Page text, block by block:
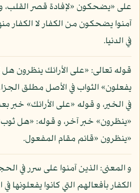
على «يضحكون «لإفادة قصر القلب، و
آمنوا يضحكون من الكفار لا الكفار
في الدنيا.
قوله تعالى: «على الأرائك ينظرون هل
يفعلون» الثواب في الأصل مطلق
في الخير، و قوله «على الأرائك» خبر
«ينظرون» خبر آخر، و قوله: «هل
«ينظرون «قائم مقام المفعول.
و المعنى: الذين آمنوا على سرر في
الكفار بأفعالهم التي كانوا يفعلونها في